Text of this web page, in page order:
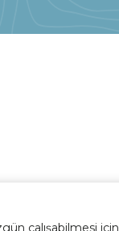
çalışabilmesi için